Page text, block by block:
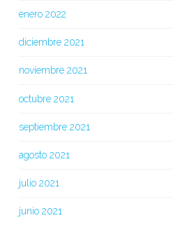
enero 2022
diciembre 2021
noviembre 2021
octubre 2021
septiembre 2021
agosto 2021
julio 2021
junio 2021